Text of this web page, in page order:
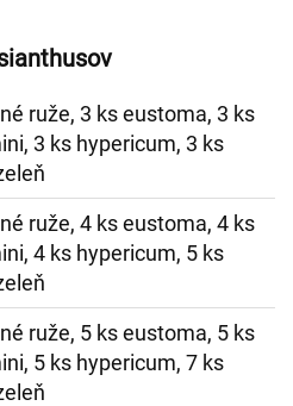
ruže, 3 ks eustoma, 3 ks
3 ks hypericum, 3 ks
ruže, 4 ks eustoma, 4 ks
4 ks hypericum, 5 ks
ruže, 5 ks eustoma, 5 ks
5 ks hypericum, 7 ks